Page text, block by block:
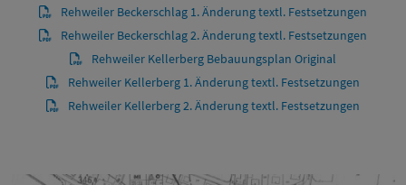
Rehweiler Beckerschlag 1. Änderung textl. Festsetzungen
Rehweiler Beckerschlag 2. Änderung textl. Festsetzungen
Rehweiler Kellerberg Bebauungsplan Original
Rehweiler Kellerberg 1. Änderung textl. Festsetzungen
Rehweiler Kellerberg 2. Änderung textl. Festsetzungen